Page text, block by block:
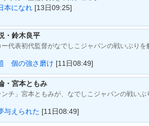
本になれ [13日09:25]
・鈴木良平
代表初代監督がなでしこジャパンの戦いぶりを
個の強さ磨け [11日08:49]
・宮本ともみ
ンチ」宮本ともみが、なでしこジャパンの戦いぶ
与えられた [11日08:49]